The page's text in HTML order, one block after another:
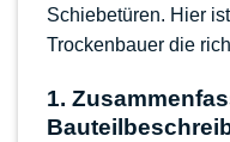
Schiebetüren. Hier
Trockenbauer die
1.